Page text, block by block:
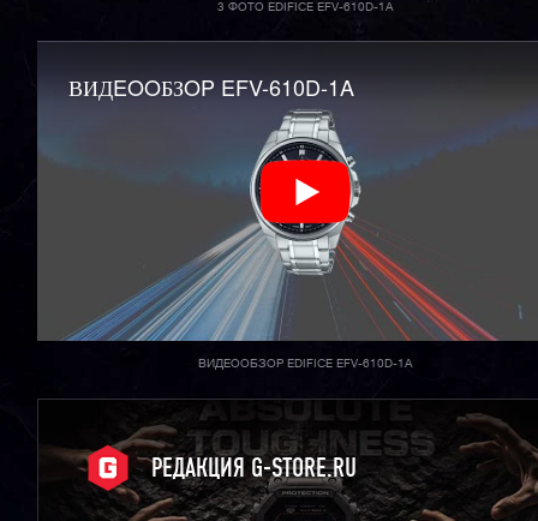
3 ФОТО EDIFICE EFV-610D-1A
ВИДEOOБЗOP EFV-610D-1A
ВИДЕООБЗОР EDIFICE EFV-610D-1A
РЕДАКЦИЯ G-STORE.RU